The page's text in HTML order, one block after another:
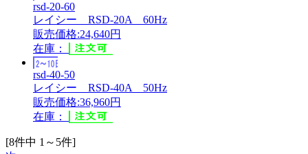
rsd-20-60
レイシー RSD-20A 60Hz
販売価格:24,640円
在庫：
rsd-40-50
レイシー RSD-40A 50Hz
販売価格:36,960円
在庫：
[8件中 1～5件]